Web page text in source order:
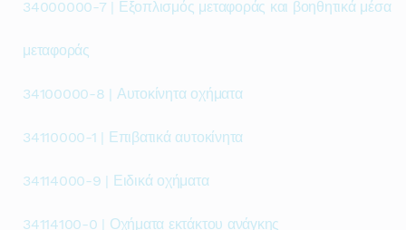
34000000-7 | Εξοπλισμός μεταφοράς και βοηθητικά μέσα
μεταφοράς
34100000-8 | Αυτοκίνητα οχήματα
34110000-1 | Επιβατικά αυτοκίνητα
34114000-9 | Ειδικά οχήματα
34114100-0 | Οχήματα εκτάκτου ανάγκης